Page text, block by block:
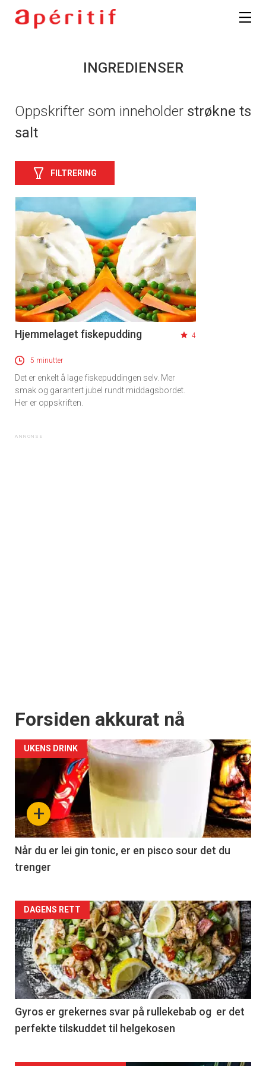
INGREDIENSER
Oppskrifter som inneholder strøkne ts
salt
FILTRERING
Hjemmelaget fiskepudding 4
5 minutter
Det er enkelt å lage fiskepuddingen selv. Mer
smak og garantert jubel rundt middagsbordet.
Her er oppskriften.
Forsiden akkurat nå
+
UKENS DRINK
Når du er lei gin tonic, er en pisco sour det du
trenger
Forsiden
akkurat
nå
-
2
DAGENS RETT
Gyros er grekernes svar på rullekebab og er det
perfekte tilskuddet til helgekosen